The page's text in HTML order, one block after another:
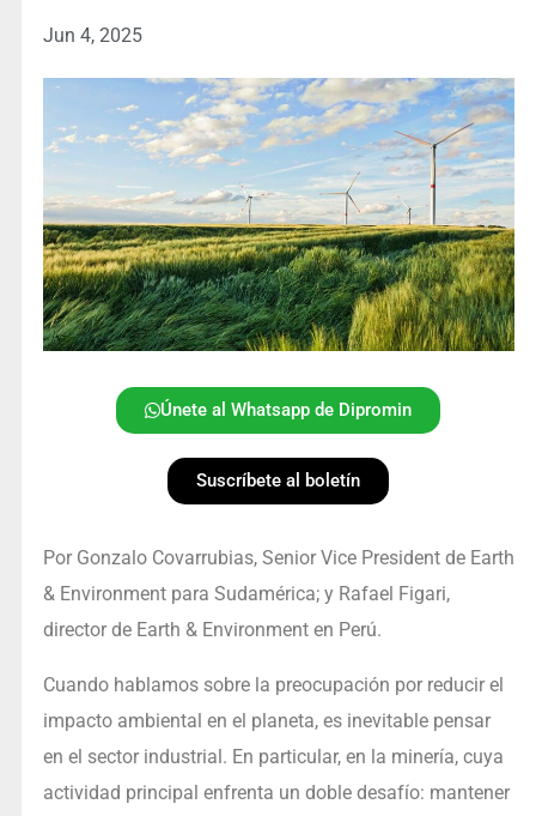
Jun 4, 2025
Únete al Whatsapp de Dipromin
Suscríbete al boletín
Por Gonzalo Covarrubias, Senior Vice President de Earth
& Environment para Sudamérica; y Rafael Figari,
director de Earth & Environment en Perú.
Cuando hablamos sobre la preocupación por reducir el
impacto ambiental en el planeta, es inevitable pensar
en el sector industrial. En particular, en la minería, cuya
actividad principal enfrenta un doble desafío: mantener